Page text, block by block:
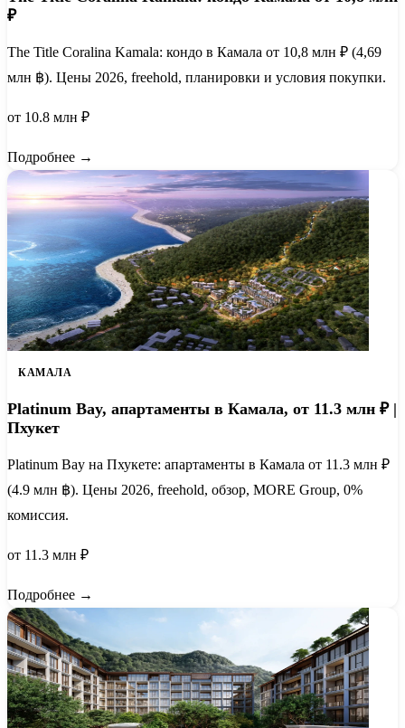
₽
The Title Coralina Kamala: кондо в Камала от 10,8 млн ₽ (4,69
млн ฿). Цены 2026, freehold, планировки и условия покупки.
от 10.8 млн ₽
Подробнее →
КАМАЛА
Platinum Bay, апартаменты в Камала, от 11.3 млн ₽ |
Пхукет
Platinum Bay на Пхукете: апартаменты в Камала от 11.3 млн ₽
(4.9 млн ฿). Цены 2026, freehold, обзор, MORE Group, 0%
комиссия.
от 11.3 млн ₽
Подробнее →